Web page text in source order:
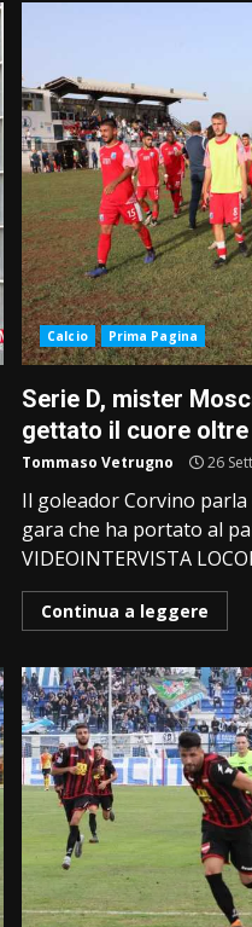
Calcio Prima Pagina
Serie D, mister
gettato il cuore oltre
Tommaso Vetrugno 26
Il goleador Corvino parla
gara che ha portato al
VIDEOINTERVISTA
Continua a leggere